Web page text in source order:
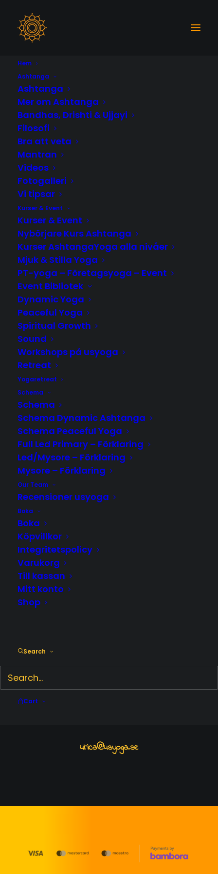
Hem
Ashtanga
Ashtanga
Mer om Ashtanga
Bandhas, Drishti & Ujjayi
Filosofi
Bra att veta
Mantran
Videos
Fotogalleri
Vi tipsar
Kurser & Event
Kurser & Event
Nybörjare Kurs Ashtanga
Kurser AshtangaYoga alla nivåer
Mjuk & Stilla Yoga
PT-yoga – Företagsyoga – Event
Event Bibliotek
Dynamic Yoga
Peaceful Yoga
Spiritual Growth
Sound
Workshops på usyoga
Retreat
Yogaretreat
Schema
Schema
Schema Dynamic Ashtanga
Schema Peaceful Yoga
Full Led Primary – Förklaring
Led/Mysore – Förklaring
Mysore – Förklaring
Our Team
Recensioner usyoga
Boka
Boka
Köpvillkor
Integritetspolicy
Varukorg
Till kassan
Mitt konto
Shop
Search
Cart
Month: februari 2017
Instruktionsvideo schema
usyoga
En instruktionsvideo för alla funktioner
som schemat erbjuder!
ulrica@usyoga.se